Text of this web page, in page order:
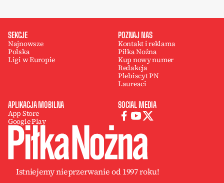
SEKCJE
Najnowsze
Polska
Ligi w Europie
POZNAJ NAS
Kontakt i reklama
Piłka Nożna
Kup nowy numer
Redakcja
Plebiscyt PN
Laureaci
APLIKACJA MOBILNA
App Store
Google Play
SOCIAL MEDIA
Istniejemy nieprzerwanie od 1997 roku!